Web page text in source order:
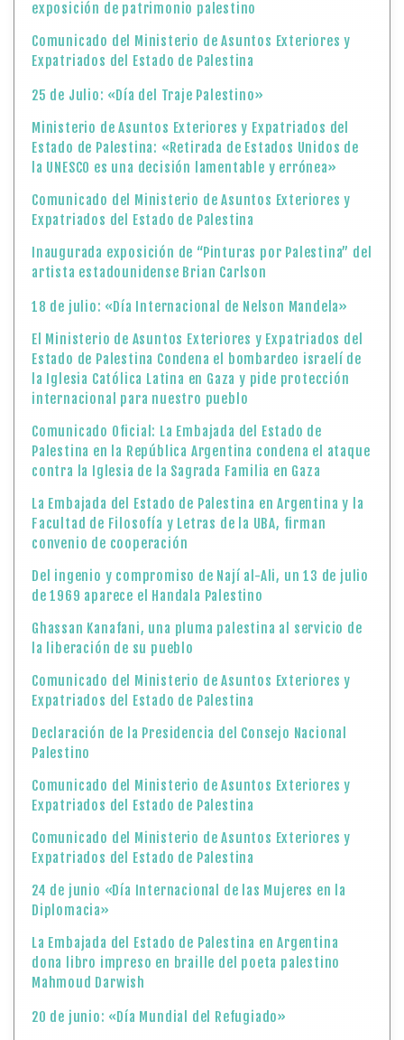
exposición de patrimonio palestino
Comunicado del Ministerio de Asuntos Exteriores y
Expatriados del Estado de Palestina
25 de Julio: «Día del Traje Palestino»
Ministerio de Asuntos Exteriores y Expatriados del
Estado de Palestina: «Retirada de Estados Unidos de
la UNESCO es una decisión lamentable y errónea»
Comunicado del Ministerio de Asuntos Exteriores y
Expatriados del Estado de Palestina
Inaugurada exposición de “Pinturas por Palestina” del
artista estadounidense Brian Carlson
18 de julio: «Día Internacional de Nelson Mandela»
El Ministerio de Asuntos Exteriores y Expatriados del
Estado de Palestina Condena el bombardeo israelí de
la Iglesia Católica Latina en Gaza y pide protección
internacional para nuestro pueblo
Comunicado Oficial: La Embajada del Estado de
Palestina en la República Argentina condena el ataque
contra la Iglesia de la Sagrada Familia en Gaza
La Embajada del Estado de Palestina en Argentina y la
Facultad de Filosofía y Letras de la UBA, firman
convenio de cooperación
Del ingenio y compromiso de Nají al-Ali, un 13 de julio
de 1969 aparece el Handala Palestino
Ghassan Kanafani, una pluma palestina al servicio de
la liberación de su pueblo
Comunicado del Ministerio de Asuntos Exteriores y
Expatriados del Estado de Palestina
Declaración de la Presidencia del Consejo Nacional
Palestino
Comunicado del Ministerio de Asuntos Exteriores y
Expatriados del Estado de Palestina
Comunicado del Ministerio de Asuntos Exteriores y
Expatriados del Estado de Palestina
24 de junio «Día Internacional de las Mujeres en la
Diplomacia»
La Embajada del Estado de Palestina en Argentina
dona libro impreso en braille del poeta palestino
Mahmoud Darwish
20 de junio: «Día Mundial del Refugiado»